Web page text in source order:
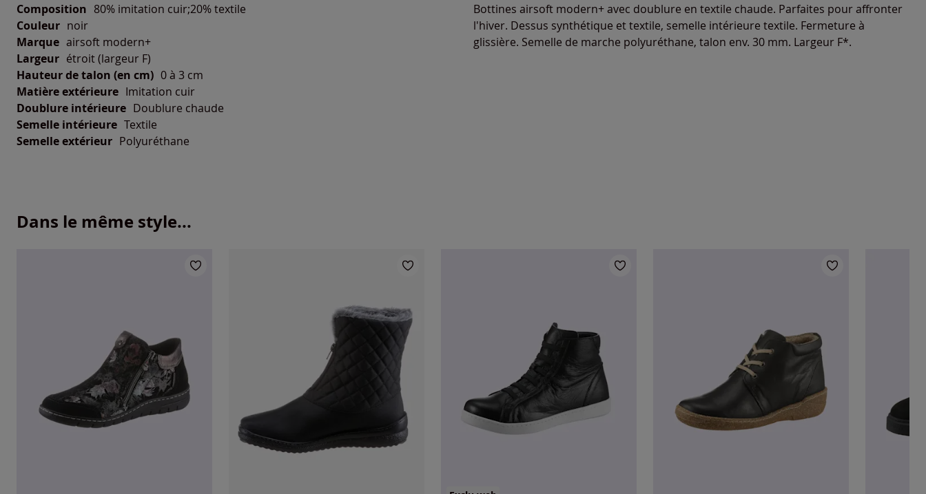
Composition 80% imitation cuir;20% textile
Couleur noir
Marque airsoft modern+
Largeur étroit (largeur F)
Hauteur de talon (en cm) 0 à 3 cm
Matière extérieure Imitation cuir
Doublure intérieure Doublure chaude
Semelle intérieure Textile
Semelle extérieur Polyuréthane
Bottines airsoft modern+ avec doublure en textile chaude. Parfaites pour affronter
l'hiver. Dessus synthétique et textile, semelle intérieure textile. Fermeture à
glissière. Semelle de marche polyuréthane, talon env. 30 mm. Largeur F*.
Dans le même style...